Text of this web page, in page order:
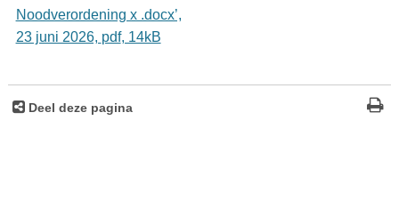
Noodverordening x .docx’,
23 juni 2026, pdf, 14kB
Deel deze pagina